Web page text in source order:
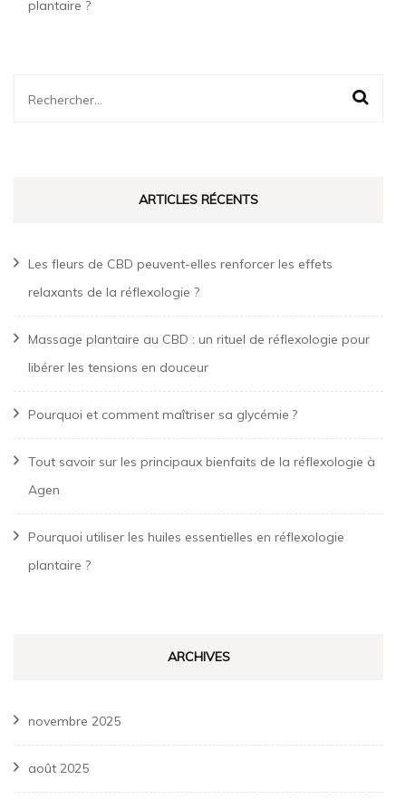
plantaire ?
Rechercher :
ARTICLES RÉCENTS
Les fleurs de CBD peuvent-elles renforcer les effets
relaxants de la réflexologie ?
Massage plantaire au CBD : un rituel de réflexologie pour
libérer les tensions en douceur
Pourquoi et comment maîtriser sa glycémie ?
Tout savoir sur les principaux bienfaits de la réflexologie à
Agen
Pourquoi utiliser les huiles essentielles en réflexologie
plantaire ?
ARCHIVES
novembre 2025
août 2025